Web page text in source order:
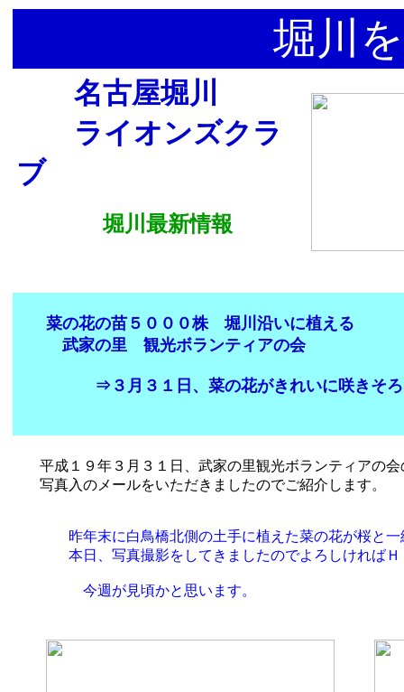
堀川
名古屋堀川
ライオンズクラ
ブ
堀川最新情報
菜の花の苗５０００株 堀川沿いに植える
武家の里 観光ボランティアの会
⇒３月３１日、菜の花がきれいに咲きそろ
平成１９年３月３１日、武家の里観光ボランティアの
写真入のメールをいただきましたのでご紹介します。
昨年末に白鳥橋北側の土手に植えた菜の花が桜と
本日、写真撮影をしてきましたのでよろしければＨ
今週が見頃かと思います。